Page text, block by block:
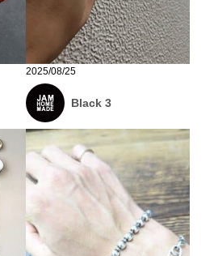
2025/08/25
Black 3